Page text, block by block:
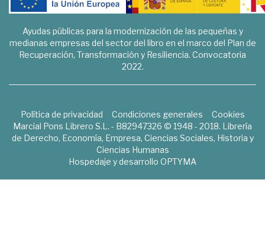
Ayudas públicas para la modernización de las pequeñas y
medianas empresas del sector del libro en el marco del Plan de
Recuperación, Transformación y Resiliencia. Convocatoria
2022.
Política de privacidad Condiciones generales
Cookies
Marcial Pons Librero S.L. - B82947326 © 1948 - 2018. Librería
de Derecho, Economía, Empresa, Ciencias Sociales, Historia y
Ciencias Humanas
Hospedaje y desarrollo OPTYMA